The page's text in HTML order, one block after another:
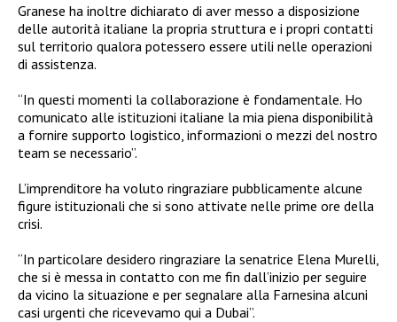
Granese ha inoltre dichiarato di aver messo a disposizione
delle autorità italiane la propria struttura e i propri contatti
sul territorio qualora potessero essere utili nelle operazioni
di assistenza.
“In questi momenti la collaborazione è fondamentale. Ho
comunicato alle istituzioni italiane la mia piena disponibilità
a fornire supporto logistico, informazioni o mezzi del nostro
team se necessario”.
L’imprenditore ha voluto ringraziare pubblicamente alcune
figure istituzionali che si sono attivate nelle prime ore della
crisi.
“In particolare desidero ringraziare la senatrice Elena Murelli,
che si è messa in contatto con me fin dall’inizio per seguire
da vicino la situazione e per segnalare alla Farnesina alcuni
casi urgenti che ricevevamo qui a Dubai”.